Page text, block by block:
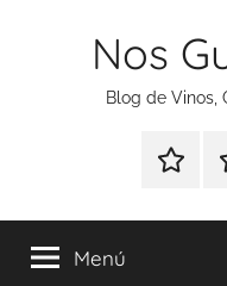
Nos
Blog de Vinos,
Tonics
Menú